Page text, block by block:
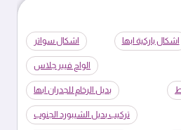
اشكال باركية ابها اشكال سواتر
الواح فيبر جلاس
بديل الرخام للجدران ابها
تركيب بديل الشيبورد الجنوب